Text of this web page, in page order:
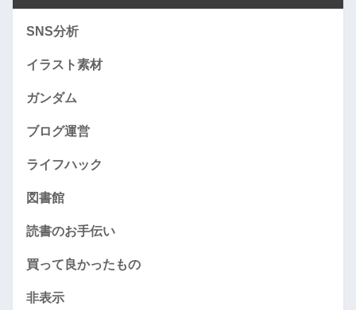
SNS分析
イラスト素材
ガンダム
ブログ運営
ライフハック
図書館
読書のお手伝い
買って良かったもの
非表示